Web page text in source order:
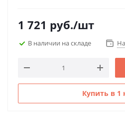
1 721 руб./шт
В наличии на складе
Купить в 1